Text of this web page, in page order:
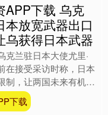
APP下载 乌克
本放宽武器出口
乌获得日本武器
克兰驻日本大使尤里·
在接受采访时称，日本
制，让两国未来有机会
口军事装备举行对
，“印太地....
下载